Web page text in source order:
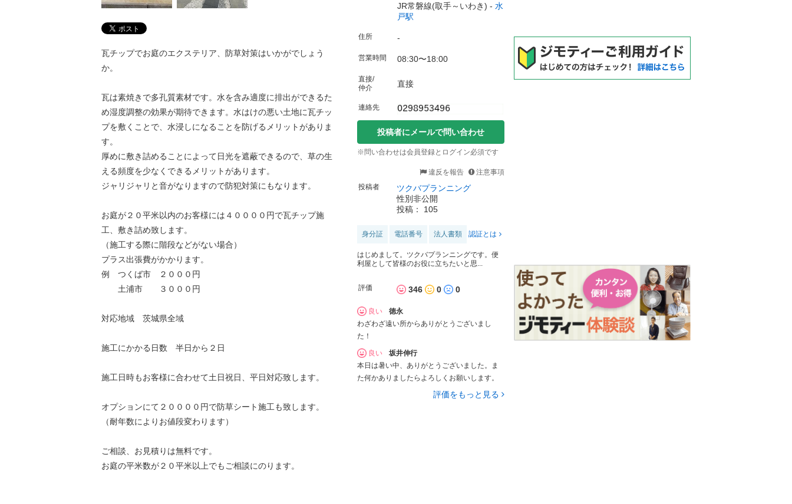
瓦チップでお庭のエクステリア、防草対策はいかがでしょう
か。
瓦は素焼きで多孔質素材です。水を含み適度に排出ができるた
め湿度調整の効果が期待できます。水はけの悪い土地に瓦チッ
プを敷くことで、水浸しになることを防げるメリットがありま
す。
厚めに敷き詰めることによって日光を遮蔽できるので、草の生
える頻度を少なくできるメリットがあります。
ジャリジャリと音がなりますので防犯対策にもなります。
お庭が２０平米以内のお客様には４００００円で瓦チップ施
工、敷き詰め致します。
（施工する際に階段などがない場合）
プラス出張費がかかります。
例 つくば市 ２０００円
土浦市 ３０００円
対応地域 茨城県全域
施工にかかる日数 半日から２日
施工日時もお客様に合わせて土日祝日、平日対応致します。
オプションにて２００００円で防草シート施工も致します。
（耐年数によりお値段変わります）
ご相談、お見積りは無料です。
お庭の平米数が２０平米以上でもご相談にのります。
JR常磐線(取手～いわき) - 水
戸駅
住所 -
営業時間 08:30〜18:00
直接/
仲介
直接
連絡先
投稿者にメールで問い合わせ
※問い合わせは会員登録とログイン必須です
違反を報告
注意事項
投稿者
ツクバプランニング
性別非公開
投稿： 105
身分証 電話番号 法人書類 認証とは
はじめまして。ツクバプランニングです。便
利屋として皆様のお役に立ちたいと思...
評価 346 0 0
良い
徳永
わざわざ遠い所からありがとうございまし
た！
良い
坂井伸行
本日は暑い中、ありがとうございました。ま
た何かありましたらよろしくお願いします。
評価をもっと見る